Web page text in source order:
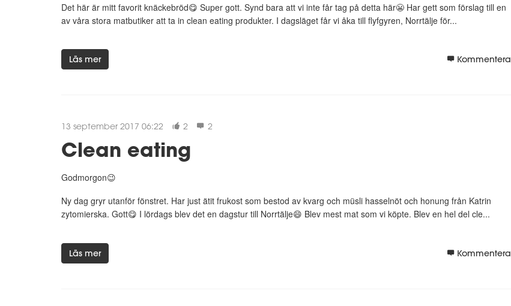
Det här är mitt favorit knäckebröd😋 Super gott. Synd bara att vi inte får tag på detta här😬 Har gett som förslag till en
av våra stora matbutiker att ta in clean eating produkter. I dagsläget får vi åka till flyfgyren, Norrtälje för...
Läs mer Kommentera
13 september 2017 06:22 2 2
Clean eating
Godmorgon😉
Ny dag gryr utanför fönstret. Har just ätit frukost som bestod av kvarg och müsli hasselnöt och honung från Katrin
zytomierska. Gott😋 I lördags blev det en dagstur till Norrtälje😄 Blev mest mat som vi köpte. Blev en hel del cle...
Läs mer Kommentera